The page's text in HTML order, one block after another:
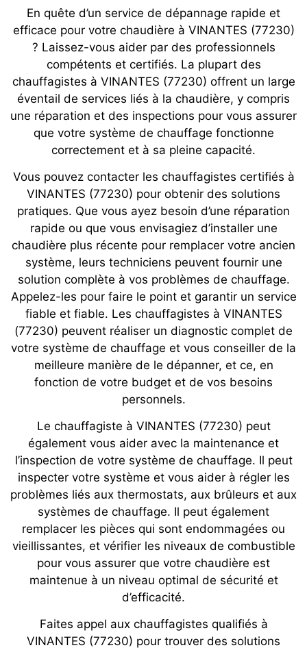
En quête d’un service de dépannage rapide et
efficace pour votre chaudière à VINANTES (77230)
? Laissez-vous aider par des professionnels
compétents et certifiés. La plupart des
chauffagistes à VINANTES (77230) offrent un large
éventail de services liés à la chaudière, y compris
une réparation et des inspections pour vous assurer
que votre système de chauffage fonctionne
correctement et à sa pleine capacité.
Vous pouvez contacter les chauffagistes certifiés à
VINANTES (77230) pour obtenir des solutions
pratiques. Que vous ayez besoin d’une réparation
rapide ou que vous envisagiez d’installer une
chaudière plus récente pour remplacer votre ancien
système, leurs techniciens peuvent fournir une
solution complète à vos problèmes de chauffage.
Appelez-les pour faire le point et garantir un service
fiable et fiable. Les chauffagistes à VINANTES
(77230) peuvent réaliser un diagnostic complet de
votre système de chauffage et vous conseiller de la
meilleure manière de le dépanner, et ce, en
fonction de votre budget et de vos besoins
personnels.
Le chauffagiste à VINANTES (77230) peut
également vous aider avec la maintenance et
l’inspection de votre système de chauffage. Il peut
inspecter votre système et vous aider à régler les
problèmes liés aux thermostats, aux brûleurs et aux
systèmes de chauffage. Il peut également
remplacer les pièces qui sont endommagées ou
vieillissantes, et vérifier les niveaux de combustible
pour vous assurer que votre chaudière est
maintenue à un niveau optimal de sécurité et
d’efficacité.
Faites appel aux chauffagistes qualifiés à
VINANTES (77230) pour trouver des solutions